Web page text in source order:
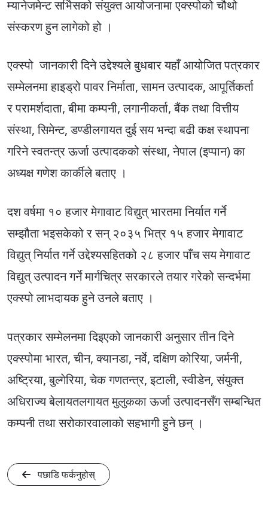
म्यानेजमेन्ट सर्भिसको संयुक्त आयोजनामा एक्स्पोको चौथो
संस्करण हुन लागेको हो ।
एक्स्पो जानकारी दिने उद्देश्यले बुधबार यहाँ आयोजित पत्रकार
सम्मेलनमा हाइड्रो पावर निर्माता, सामन उत्पादक, आपूर्तिकर्ता
र परामर्शदाता, बीमा कम्पनी, लगानीकर्ता, बैंक तथा वित्तीय
संस्था, सिमेन्ट, डण्डीलगायत दुई सय भन्दा बढी कक्ष स्थापना
गरिने स्वतन्त्र ऊर्जा उत्पादकको संस्था, नेपाल (इप्पान) का
अध्यक्ष गणेश कार्कीले बताए ।
दश वर्षमा १० हजार मेगावाट विद्युत् भारतमा निर्यात गर्ने
सम्झौता भइसकेको र सन् २०३५ भित्र १५ हजार मेगावाट
विद्युत् निर्यात गर्ने उद्देश्यसहितको २८ हजार पाँच सय मेगावाट
विद्युत् उत्पादन गर्ने मार्गचित्र सरकारले तयार गरेको सन्दर्भमा
एक्स्पो लाभदायक हुने उनले बताए ।
पत्रकार सम्मेलनमा दिइएको जानकारी अनुसार तीन दिने
एक्स्पोमा भारत, चीन, क्यानडा, नर्वे, दक्षिण कोरिया, जर्मनी,
अष्ट्रिया, बुल्गेरिया, चेक गणतन्त्र, इटाली, स्वीडेन, संयुक्त
अधिराज्य बेलायतलगायत मुलुकका ऊर्जा उत्पादनसँग सम्बन्धित
कम्पनी तथा सरोकारवालाको सहभागी हुने छन् ।
पछाडि फर्कनुहोस्